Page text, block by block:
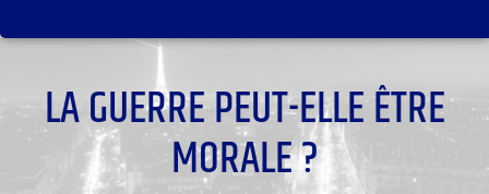
LA GUERRE PEUT-ELLE ÊTRE
MORALE ?